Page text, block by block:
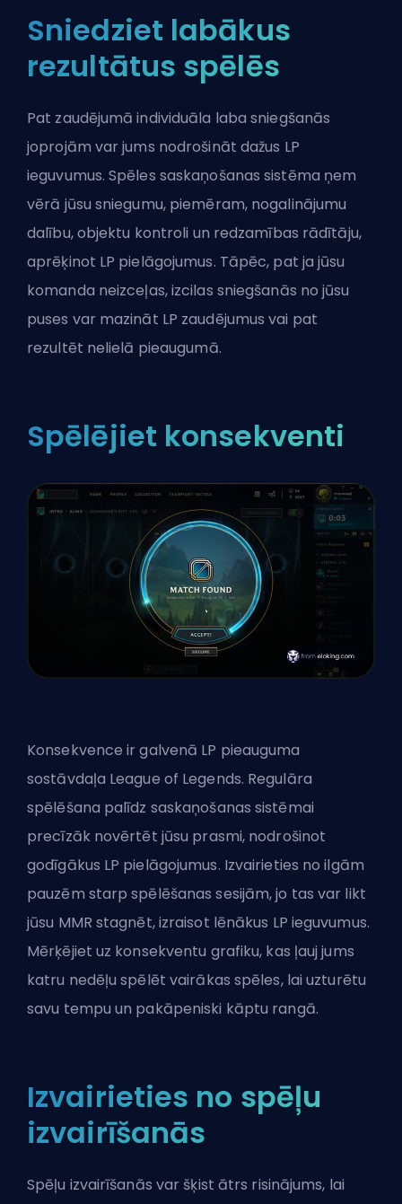
Sniedziet labākus
rezultātus spēlēs
Pat zaudējumā individuāla laba sniegšanās
joprojām var jums nodrošināt dažus LP
ieguvumus. Spēles saskaņošanas sistēma ņem
vērā jūsu sniegumu, piemēram, nogalinājumu
dalību, objektu kontroli un redzamības rādītāju,
aprēķinot LP pielāgojumus. Tāpēc, pat ja jūsu
komanda neizceļas, izcilas sniegšanās no jūsu
puses var mazināt LP zaudējumus vai pat
rezultēt nelielā pieaugumā.
Spēlējiet konsekventi
Konsekvence ir galvenā LP pieauguma
sostāvdaļa League of Legends. Regulāra
spēlēšana palīdz saskaņošanas sistēmai
precīzāk novērtēt jūsu prasmi, nodrošinot
godīgākus LP pielāgojumus. Izvairieties no ilgām
pauzēm starp spēlēšanas sesijām, jo tas var likt
jūsu MMR stagnēt, izraisot lēnākus LP ieguvumus.
Mērķējiet uz konsekventu grafiku, kas ļauj jums
katru nedēļu spēlēt vairākas spēles, lai uzturētu
savu tempu un pakāpeniski kāptu rangā.
Izvairieties no spēļu
izvairīšanās
Spēļu izvairīšanās var šķist ātrs risinājums, lai